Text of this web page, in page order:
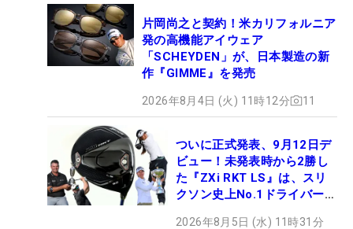
片岡尚之と契約！米カリフォルニア
発の高機能アイウェア
「SCHEYDEN」が、日本製造の新
作『GIMME』を発売
2026年8月4日 (火) 11時12分 11
ついに正式発表、9月12日デ
ビュー！未発表時から2勝し
た『ZXi RKT LS』は、スリ
クソン史上No.1ドライバー!?
2026年8月5日 (水) 11時31分